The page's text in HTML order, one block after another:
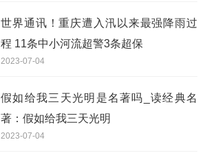
世界通讯！重庆遭入汛以来最强降雨过
程 11条中小河流超警3条超保
2023-07-04
假如给我三天光明是名著吗_读经典名
著：假如给我三天光明
2023-07-04